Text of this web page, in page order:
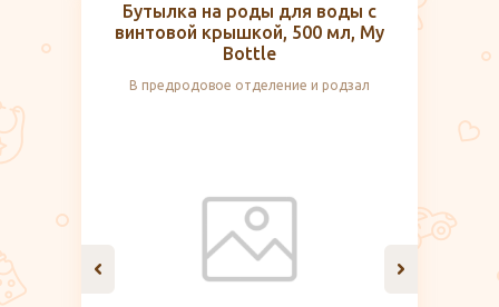
Бутылка на роды для воды с
винтовой крышкой, 500 мл, My
Bottle
В предродовое отделение и родзал